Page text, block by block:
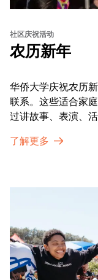
社区庆祝活动
农历新年
华侨大学庆祝农历
联系。这些适合家
过讲故事、表演、
通过亲身参与和虚
了解更多